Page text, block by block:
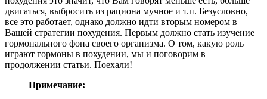
двигаться, выбросить из рациона мучное и т.п. Безусловно,
все это работает, однако должно идти вторым номером в
Вашей стратегии похудения. Первым должно стать изучение
гормонального фона своего организма. О том, какую роль
играют гормоны в похудении, мы и поговорим в
продолжении статьи. Поехали!
Примечание: